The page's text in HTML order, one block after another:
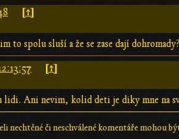
[↑]
to spolu sluší a že se zase dají
[↑]
lidi. Ani nevim, kolid deti je diky mne na
nechtěné či neschválené komentáře mohou